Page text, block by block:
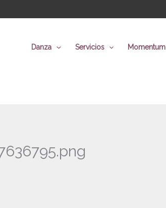
Danza
Servicios Momentum